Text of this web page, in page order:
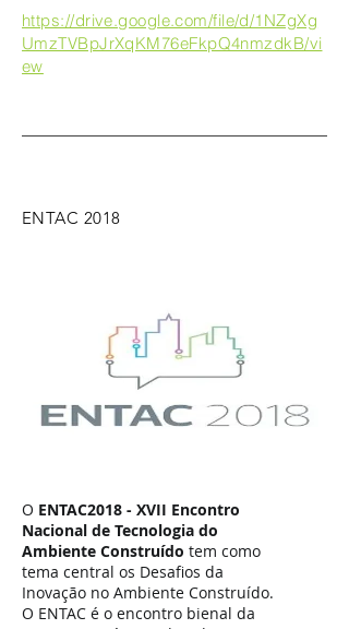
https://drive.google.com/file/d/1NZgXg
UmzTVBpJrXqKM76eFkpQ4nmzdkB/vi
ew
ENTAC 2018
O ENTAC2018 - XVII Encontro
Nacional de Tecnologia do
Ambiente Construído tem como
tema central os Desafios da
Inovação no Ambiente Construído.
O ENTAC é o encontro bienal da